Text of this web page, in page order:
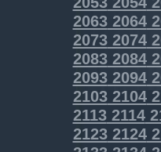
20632064
20732074
20832084
20932094
21032104
21132114
21232124